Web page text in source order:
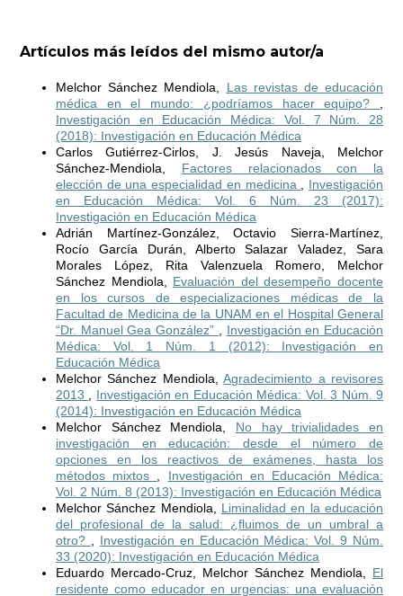
Artículos más leídos del mismo autor/a
Melchor Sánchez Mendiola, Las revistas de educación
médica en el mundo: ¿podríamos hacer equipo?
Investigación en Educación Médica: Vol. 7 Núm. 28
(2018): Investigación en Educación Médica
Carlos Gutiérrez-Cirlos, J. Jesús Naveja, Melchor
Sánchez-Mendiola, Factores relacionados con la
elección de una especialidad en medicina
Investigación
en Educación Médica: Vol. 6 Núm. 23 (2017):
Investigación en Educación Médica
Adrián Martínez-González, Octavio Sierra-Martínez,
Rocío García Durán, Alberto Salazar Valadez, Sara
Morales López, Rita Valenzuela Romero, Melchor
Sánchez Mendiola, Evaluación del desempeño docente
en los cursos de especializaciones médicas de la
Facultad de Medicina de la UNAM en el Hospital General
“Dr. Manuel Gea González”
Investigación en Educación
Médica: Vol. 1 Núm. 1 (2012): Investigación en
Educación Médica
Melchor Sánchez Mendiola,Agradecimiento a revisores
2013
Investigación en Educación Médica: Vol. 3 Núm. 9
(2014): Investigación en Educación Médica
Melchor Sánchez Mendiola, No hay trivialidades en
investigación en educación: desde el número de
opciones en los reactivos de exámenes, hasta los
métodos mixtos
Investigación en Educación Médica:
Vol. 2 Núm. 8 (2013): Investigación en Educación Médica
Melchor Sánchez Mendiola, Liminalidad en la educación
del profesional de la salud: ¿fluimos de un umbral a
otro?
Investigación en Educación Médica: Vol. 9 Núm.
33 (2020): Investigación en Educación Médica
Eduardo Mercado-Cruz, Melchor Sánchez Mendiola, El
residente como educador en urgencias: una evaluación